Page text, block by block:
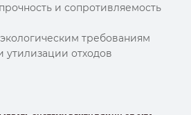
и сопротивляемость
требованиям
утилизации отходов